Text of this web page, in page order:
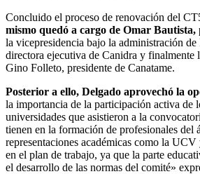
Concluido el proceso de renovación del
mismo quedó a cargo de Omar Bautista,
la vicepresidencia bajo la administración
directora ejecutiva de Canidra y finalmente
Gino Folleto, presidente de Canatame.
Posterior a ello, Delgado aprovechó la
la importancia de la participación activa de
universidades que asistieron a la
tienen en la formación de profesionales del
representaciones académicas como la
en el plan de trabajo, ya que la parte
el desarrollo de las normas del comité»